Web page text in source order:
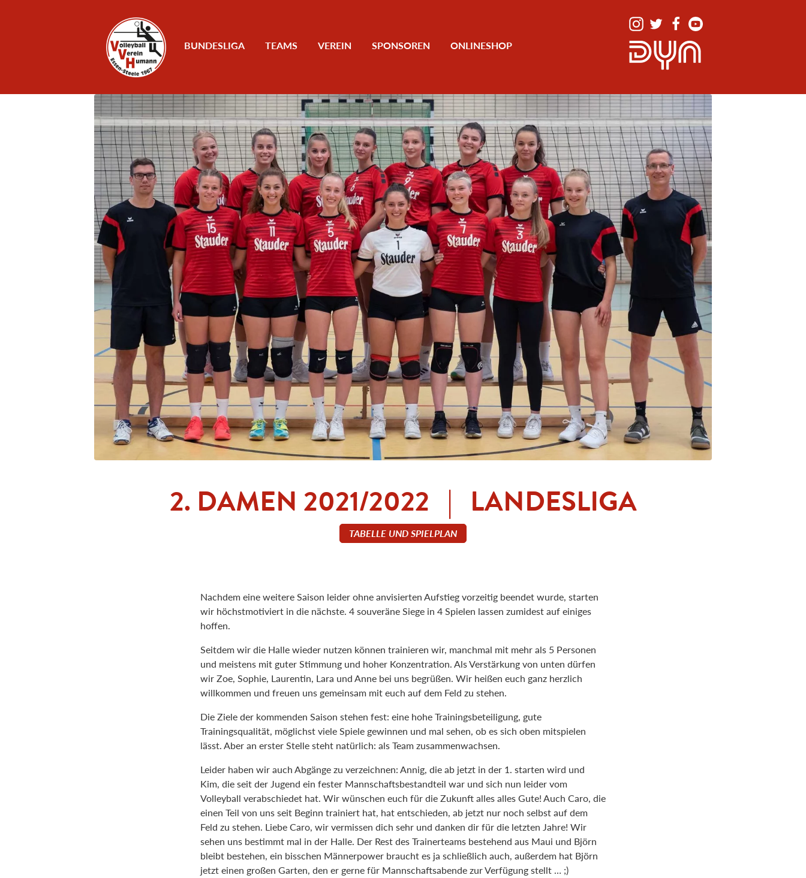
BUNDESLIGA TEAMS VEREIN SPONSOREN ONLINESHOP
2. DAMEN 2021/2022 | LANDESLIGA
TABELLE UND SPIELPLAN
Nachdem eine weitere Saison leider ohne anvisierten Aufstieg vorzeitig beendet wurde, starten
wir höchstmotiviert in die nächste. 4 souveräne Siege in 4 Spielen lassen zumidest auf einiges
hoffen.
Seitdem wir die Halle wieder nutzen können trainieren wir, manchmal mit mehr als 5 Personen
und meistens mit guter Stimmung und hoher Konzentration. Als Verstärkung von unten dürfen
wir Zoe, Sophie, Laurentin, Lara und Anne bei uns begrüßen. Wir heißen euch ganz herzlich
willkommen und freuen uns gemeinsam mit euch auf dem Feld zu stehen.
Die Ziele der kommenden Saison stehen fest: eine hohe Trainingsbeteiligung, gute
Trainingsqualität, möglichst viele Spiele gewinnen und mal sehen, ob es sich oben mitspielen
lässt. Aber an erster Stelle steht natürlich: als Team zusammenwachsen.
Leider haben wir auch Abgänge zu verzeichnen: Annig, die ab jetzt in der 1. starten wird und
Kim, die seit der Jugend ein fester Mannschaftsbestandteil war und sich nun leider vom
Volleyball verabschiedet hat. Wir wünschen euch für die Zukunft alles alles Gute! Auch Caro, die
einen Teil von uns seit Beginn trainiert hat, hat entschieden, ab jetzt nur noch selbst auf dem
Feld zu stehen. Liebe Caro, wir vermissen dich sehr und danken dir für die letzten Jahre! Wir
sehen uns bestimmt mal in der Halle. Der Rest des Trainerteams bestehend aus Maui und Björn
bleibt bestehen, ein bisschen Männerpower braucht es ja schließlich auch, außerdem hat Björn
jetzt einen großen Garten, den er gerne für Mannschaftsabende zur Verfügung stellt … ;)